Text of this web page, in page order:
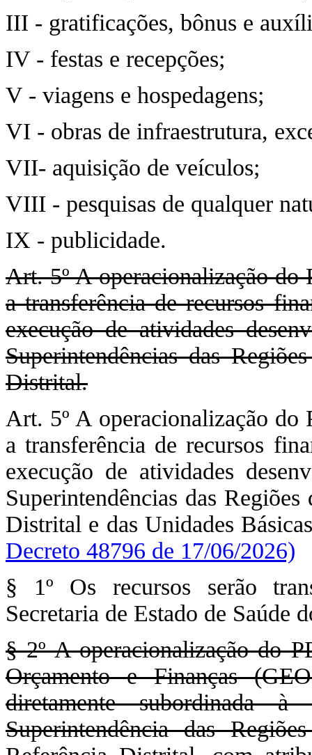
III - gratificações, bônus e
IV - festas e recepções;
V - viagens e hospedagens;
VI - obras de infraestrutura,
VII- aquisição de veículos;
VIII - pesquisas de qualquer
IX - publicidade.
Art. 5º A operacionalização do
a transferência de recursos
execução de atividades
Superintendências das
Distrital.
Art. 5º A operacionalização do
a transferência de recursos
execução de atividades
Superintendências das
Distrital e das Unidades
Decreto 48796 de 17/06/2026)
§ 1º Os recursos serão
Secretaria de Estado de Saúde
§ 2º A operacionalização do
Orçamento e Finanças
diretamente subordinada
Superintendência das